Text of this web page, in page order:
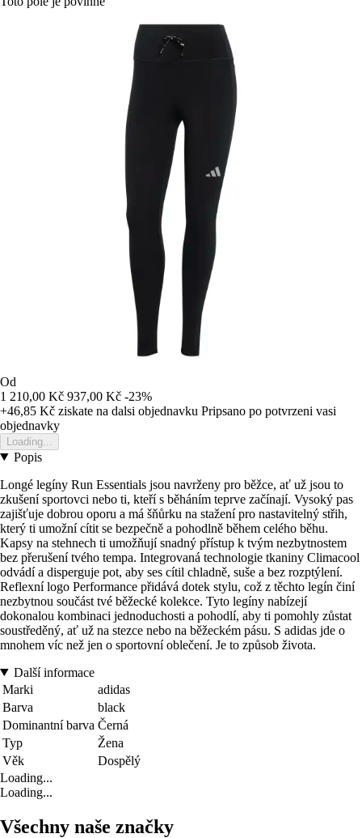
Od
1 210,00 Kč 937,00 Kč -23%
+46,85 Kč ziskate na dalsi objednavku Pripsano po potvrzeni vasi
objednavky
Loading...
Popis
Longé legíny Run Essentials jsou navrženy pro běžce, ať už jsou to
zkušení sportovci nebo ti, kteří s běháním teprve začínají. Vysoký pas
zajišťuje dobrou oporu a má šňůrku na stažení pro nastavitelný střih,
který ti umožní cítit se bezpečně a pohodlně během celého běhu.
Kapsy na stehnech ti umožňují snadný přístup k tvým nezbytnostem
bez přerušení tvého tempa. Integrovaná technologie tkaniny Climacool
odvádí a disperguje pot, aby ses cítil chladně, suše a bez rozptýlení.
Reflexní logo Performance přidává dotek stylu, což z těchto legín činí
nezbytnou součást tvé běžecké kolekce. Tyto legíny nabízejí
dokonalou kombinaci jednoduchosti a pohodlí, aby ti pomohly zůstat
soustředěný, ať už na stezce nebo na běžeckém pásu. S adidas jde o
mnohem víc než jen o sportovní oblečení. Je to způsob života.
Další informace
Marki
adidas
Barva
black
Dominantní barva Černá
Typ
Žena
Věk
Dospělý
Loading...
Loading...
Všechny naše značky